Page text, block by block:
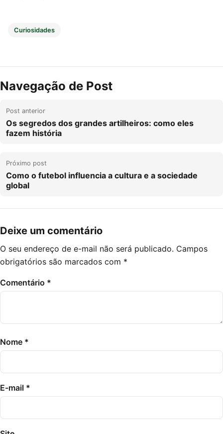
Curiosidades
Navegação de Post
Post anterior
Os segredos dos grandes artilheiros: como eles
fazem história
Próximo post
Como o futebol influencia a cultura e a sociedade
global
Deixe um comentário
O seu endereço de e-mail não será publicado. Campos
obrigatórios são marcados com *
Comentário *
Nome *
E-mail *